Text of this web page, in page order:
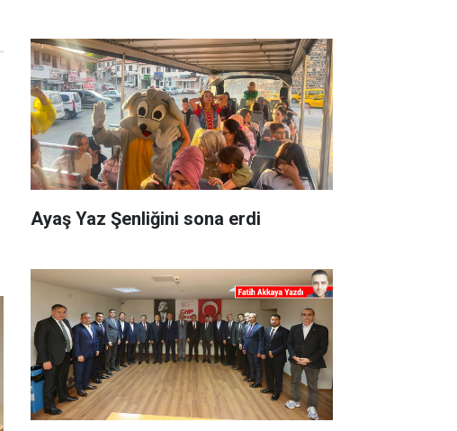
Ayaş Yaz Şenliğini sona erdi